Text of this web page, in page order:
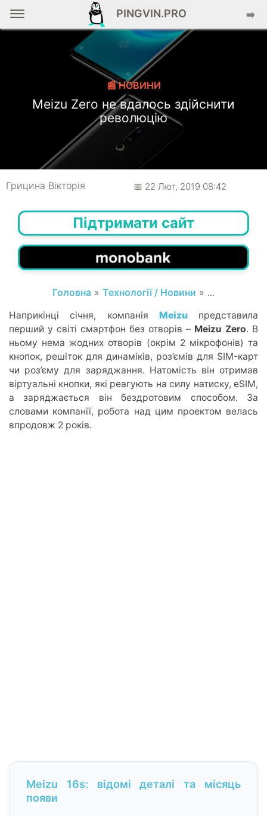
PINGVIN.PRO ➡️
📰 НОВИНИ
Meizu Zero не вдалось здійснити
революцію
Грицина Вікторія 📅 22 Лют, 2019 08:42
Підтримати сайт
Головна » Технології / Новини » ...
Наприкінці січня, компанія Meizuпредставила
перший у світі смартфон без отворів – Meizu Zero. В
ньому нема жодних отворів (окрім 2 мікрофонів) та
кнопок, решіток для динаміків, роз’ємів для SIM-карт
чи роз’єму для заряджання. Натомість він отримав
віртуальні кнопки, які реагують на силу натиску, eSIM,
а заряджається він бездротовим способом. За
словами компанії, робота над цим проектом велась
впродовж 2 років.
Meizu 16s: відомі деталі та місяць
появи